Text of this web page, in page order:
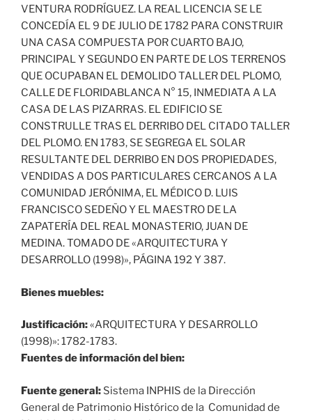
VENTURA RODRÍGUEZ. LA REAL LICENCIA SE LE
CONCEDÍA EL 9 DE JULIO DE 1782 PARA CONSTRUIR
UNA CASA COMPUESTA POR CUARTO BAJO,
PRINCIPAL Y SEGUNDO EN PARTE DE LOS TERRENOS
QUE OCUPABAN EL DEMOLIDO TALLER DEL PLOMO,
CALLE DE FLORIDABLANCA N° 15, INMEDIATA A LA
CASA DE LAS PIZARRAS. EL EDIFICIO SE
CONSTRULLE TRAS EL DERRIBO DEL CITADO TALLER
DEL PLOMO. EN 1783, SE SEGREGA EL SOLAR
RESULTANTE DEL DERRIBO EN DOS PROPIEDADES,
VENDIDAS A DOS PARTICULARES CERCANOS A LA
COMUNIDAD JERÓNIMA, EL MÉDICO D. LUIS
FRANCISCO SEDEÑO Y EL MAESTRO DE LA
ZAPATERÍA DEL REAL MONASTERIO, JUAN DE
MEDINA. TOMADO DE «ARQUITECTURA Y
DESARROLLO (1998)», PÁGINA 192 Y 387.
Bienes muebles:
Justificación:«ARQUITECTURA Y DESARROLLO
(1998)»: 1782-1783.
Fuentes de información del bien:
Fuente general: Sistema INPHIS de la Dirección
General de Patrimonio Histórico de la Comunidad de